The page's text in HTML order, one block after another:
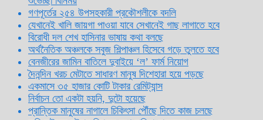
গণপূর্তের ২৫৪ উপসহকারী প্রকৌশলীকে বদলি
যেখানেই খালি জায়গা পাওয়া যাবে সেখানেই গাছ লাগাতে হবে
বিরোধী দল শেখ হাসিনার ভাষায় কথা বলছে
অর্থনৈতিক অঞ্চলকে সবুজ শিল্পাঞ্চল হিসেবে গড়ে তুলতে হবে
বেনজীরের জামিন বাতিলে দুবাইয়ে ‌‘ল’ ফার্ম নিয়োগ
দৈনন্দিন খরচ মেটাতে সাধারণ মানুষ দিশেহারা হয়ে পড়ছে
একমাসে ৩৫ হাজার কোটি টাকার রেমিট্যান্স
নির্বাচন তো একটা হয়নি, দুটো হয়েছে
প্রান্তিক মানুষের নাগালে চিকিৎসা পৌঁছে দিতে কাজ চলছে